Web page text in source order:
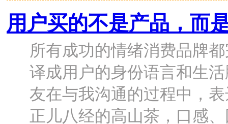
用户买的不是产品，而
所有成功的情绪消费品牌
译成用户的身份语言和生
友在与我沟通的过程中，
正儿八经的高山茶，口感